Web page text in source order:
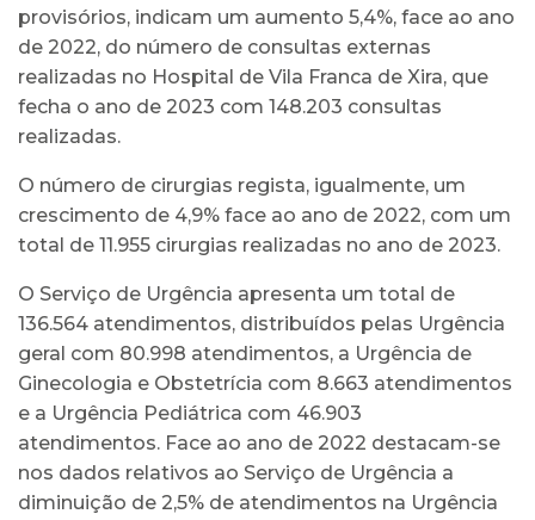
provisórios, indicam um aumento 5,4%, face ao ano
de 2022, do número de consultas externas
realizadas no Hospital de Vila Franca de Xira, que
fecha o ano de 2023 com 148.203 consultas
realizadas.
O número de cirurgias regista, igualmente, um
crescimento de 4,9% face ao ano de 2022, com um
total de 11.955 cirurgias realizadas no ano de 2023.
O Serviço de Urgência apresenta um total de
136.564 atendimentos, distribuídos pelas Urgência
geral com 80.998 atendimentos, a Urgência de
Ginecologia e Obstetrícia com 8.663 atendimentos
e a Urgência Pediátrica com 46.903
atendimentos. Face ao ano de 2022 destacam-se
nos dados relativos ao Serviço de Urgência a
diminuição de 2,5% de atendimentos na Urgência